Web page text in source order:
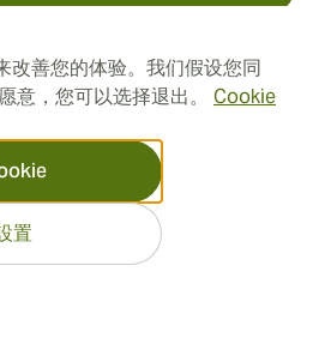
改善您的体验。我们假设您同
意，您可以选择退出。 Cookie
置